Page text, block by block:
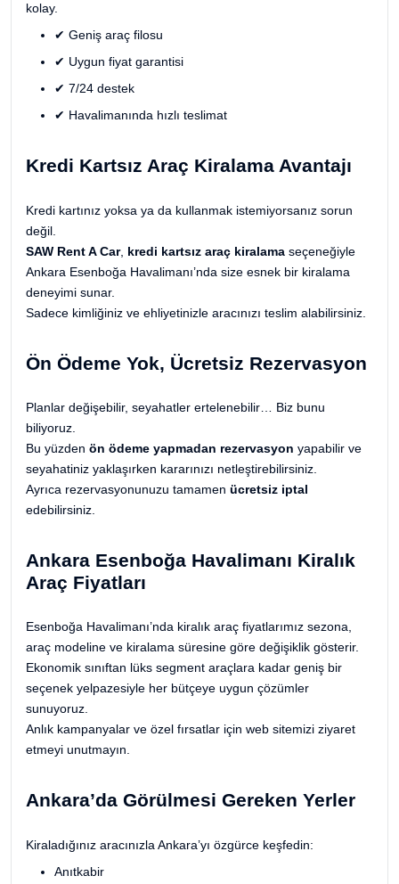
kolay.
✔ Geniş araç filosu
✔ Uygun fiyat garantisi
✔ 7/24 destek
✔ Havalimanında hızlı teslimat
Kredi Kartsız Araç Kiralama Avantajı
Kredi kartınız yoksa ya da kullanmak istemiyorsanız sorun
değil.
SAW Rent A Car, kredi kartsız araç kiralama seçeneğiyle
Ankara Esenboğa Havalimanı’nda size esnek bir kiralama
deneyimi sunar.
Sadece kimliğiniz ve ehliyetinizle aracınızı teslim alabilirsiniz.
Ön Ödeme Yok, Ücretsiz Rezervasyon
Planlar değişebilir, seyahatler ertelenebilir… Biz bunu
biliyoruz.
Bu yüzden ön ödeme yapmadan rezervasyon yapabilir ve
seyahatiniz yaklaşırken kararınızı netleştirebilirsiniz.
Ayrıca rezervasyonunuzu tamamen ücretsiz iptal
edebilirsiniz.
Ankara Esenboğa Havalimanı Kiralık
Araç Fiyatları
Esenboğa Havalimanı’nda kiralık araç fiyatlarımız sezona,
araç modeline ve kiralama süresine göre değişiklik gösterir.
Ekonomik sınıftan lüks segment araçlara kadar geniş bir
seçenek yelpazesiyle her bütçeye uygun çözümler
sunuyoruz.
Anlık kampanyalar ve özel fırsatlar için web sitemizi ziyaret
etmeyi unutmayın.
Ankara’da Görülmesi Gereken Yerler
Kiraladığınız aracınızla Ankara’yı özgürce keşfedin:
Anıtkabir